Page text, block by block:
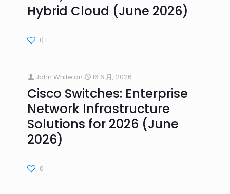
Hybrid Cloud (June 2026)
0
John White on 16 6 月, 2026
Cisco Switches: Enterprise
Network Infrastructure
Solutions for 2026 (June
2026)
0